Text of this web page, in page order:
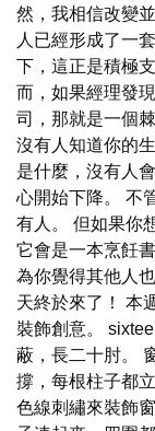
然，我相信改變
人已經形成了一
下，這正是積極
而，如果經理發
司，那就是一個
沒有人知道你的
是什麼，沒有人
心開始下降。 不
有人。 但如果你
它會是一本烹飪
為你覺得其他人
天終於來了！ 本
裝飾創意。
蔽，長二十肘。
撐，每根柱子都
色線刺繡來裝飾